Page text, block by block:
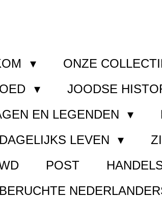
ONZE
JOODSE
EN LEGENDEN
DAGELIJKS LEVEN
POST